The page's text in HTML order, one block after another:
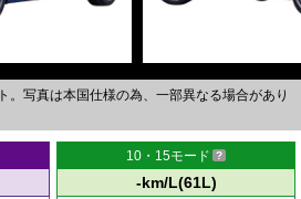
。写真は本国仕様の為、一部異なる場合があり
10・15モード
-km/L(61L)